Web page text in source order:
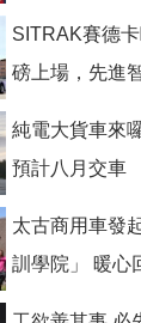
SITRAK賽德
磅上場，先進
純電大貨車來
預計八月交車
太古商用車發
訓學院」 暖心